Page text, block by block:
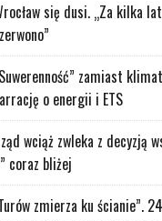
się dusi. „Za kilka
zamiast
o energii i ETS
wciąż zwleka z decyzją
coraz bliżej
zmierza ku ścianie”.